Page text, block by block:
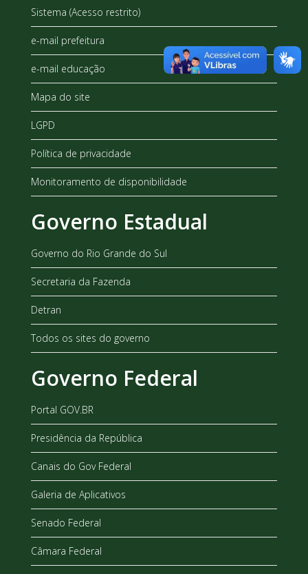
Sistema (Acesso restrito)
e-mail prefeitura
e-mail educação
Mapa do site
LGPD
Política de privacidade
Monitoramento de disponibilidade
Governo Estadual
Governo do Rio Grande do Sul
Secretaria da Fazenda
Detran
Todos os sites do governo
Governo Federal
Portal GOV.BR
Presidência da República
Canais do Gov Federal
Galeria de Aplicativos
Senado Federal
Câmara Federal